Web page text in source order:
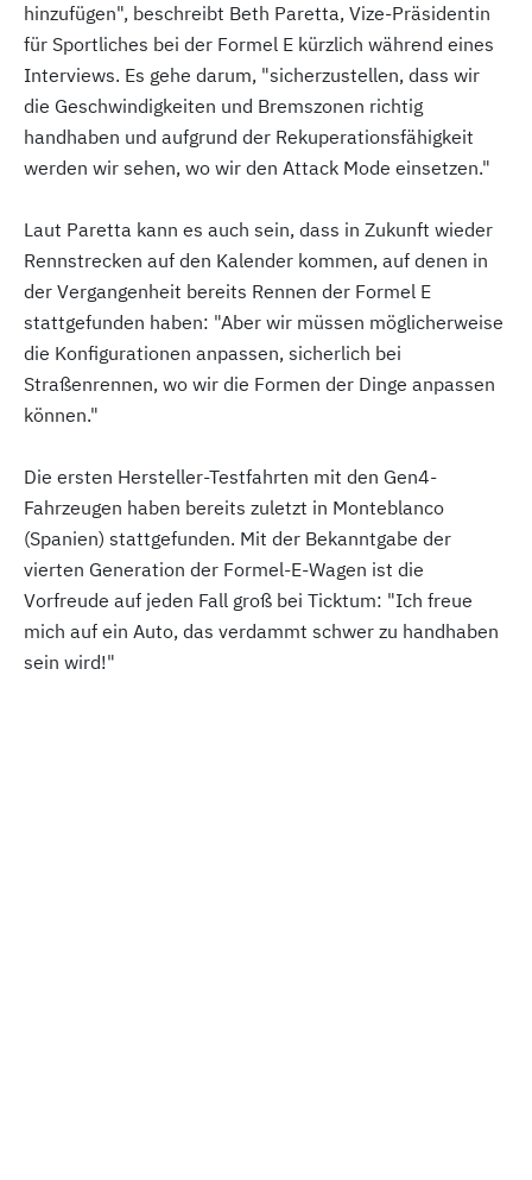
hinzufügen", beschreibt Beth Paretta, Vize-Präsidentin
für Sportliches bei der Formel E kürzlich während eines
Interviews. Es gehe darum, "sicherzustellen, dass wir
die Geschwindigkeiten und Bremszonen richtig
handhaben und aufgrund der Rekuperationsfähigkeit
werden wir sehen, wo wir den Attack Mode einsetzen."
Laut Paretta kann es auch sein, dass in Zukunft wieder
Rennstrecken auf den Kalender kommen, auf denen in
der Vergangenheit bereits Rennen der Formel E
stattgefunden haben: "Aber wir müssen möglicherweise
die Konfigurationen anpassen, sicherlich bei
Straßenrennen, wo wir die Formen der Dinge anpassen
können."
Die ersten Hersteller-Testfahrten mit den Gen4-
Fahrzeugen haben bereits zuletzt in Monteblanco
(Spanien) stattgefunden. Mit der Bekanntgabe der
vierten Generation der Formel-E-Wagen ist die
Vorfreude auf jeden Fall groß bei Ticktum: "Ich freue
mich auf ein Auto, das verdammt schwer zu handhaben
sein wird!"